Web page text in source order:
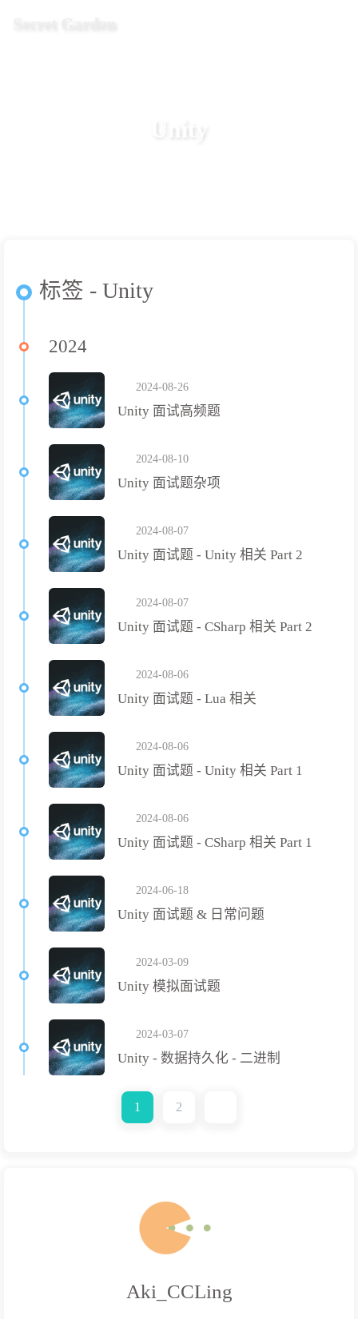
Unity
标签 - Unity
2024
2024-08-26
Unity 面试高频题
2024-08-10
Unity 面试题杂项
2024-08-07
Unity 面试题 - Unity 相关 Part 2
2024-08-07
Unity 面试题 - CSharp 相关 Part 2
2024-08-06
Unity 面试题 - Lua 相关
2024-08-06
Unity 面试题 - Unity 相关 Part 1
2024-08-06
Unity 面试题 - CSharp 相关 Part 1
2024-06-18
Unity 面试题 & 日常问题
2024-03-09
Unity 模拟面试题
2024-03-07
Unity - 数据持久化 - 二进制
1 2
Aki_CCLing